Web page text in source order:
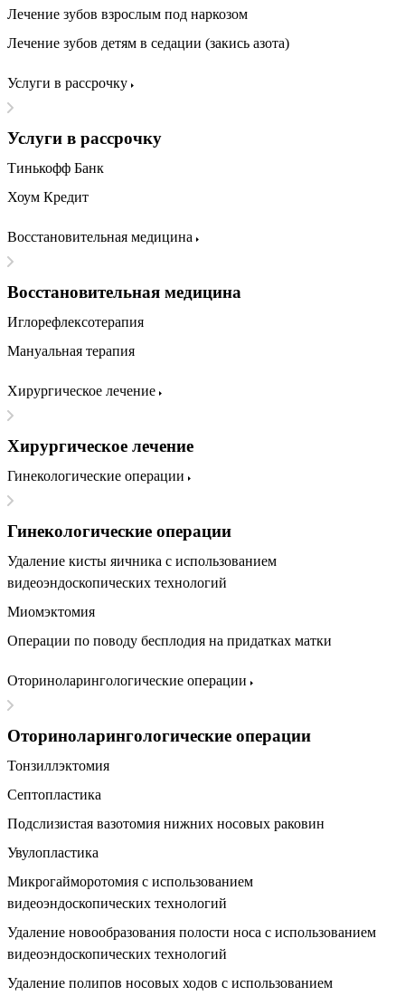
Лечение зубов взрослым под наркозом
Лечение зубов детям в седации (закись азота)
Услуги в рассрочку
Услуги в рассрочку
Тинькофф Банк
Хоум Кредит
Восстановительная медицина
Восстановительная медицина
Иглорефлексотерапия
Мануальная терапия
Хирургическое лечение
Хирургическое лечение
Гинекологические операции
Гинекологические операции
Удаление кисты яичника с использованием
видеоэндоскопических технологий
Миомэктомия
Операции по поводу бесплодия на придатках матки
Оториноларингологические операции
Оториноларингологические операции
Тонзиллэктомия
Септопластика
Подслизистая вазотомия нижних носовых раковин
Увулопластика
Микрогайморотомия с использованием
видеоэндоскопических технологий
Удаление новообразования полости носа с использованием
видеоэндоскопических технологий
Удаление полипов носовых ходов с использованием